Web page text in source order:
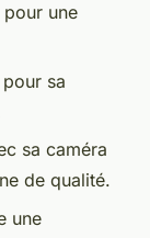
une
sa
sa caméra
de qualité.
une